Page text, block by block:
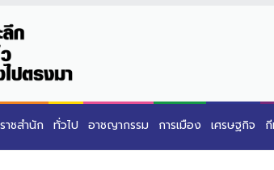
าชสำนัก ทั่วไป อาชญากรรม การเมือง เศรษฐกิจ